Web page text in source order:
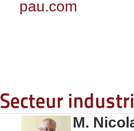
pau.com
Secteur
M.